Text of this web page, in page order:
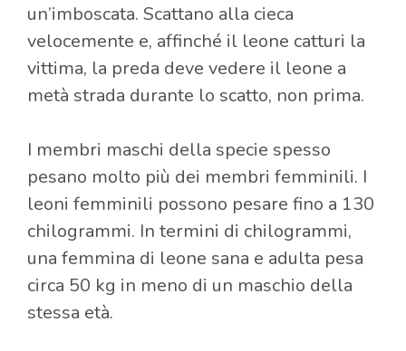
un’imboscata. Scattano alla cieca
velocemente e, affinché il leone catturi la
vittima, la preda deve vedere il leone a
metà strada durante lo scatto, non prima.
I membri maschi della specie spesso
pesano molto più dei membri femminili. I
leoni femminili possono pesare fino a 130
chilogrammi. In termini di chilogrammi,
una femmina di leone sana e adulta pesa
circa 50 kg in meno di un maschio della
stessa età.